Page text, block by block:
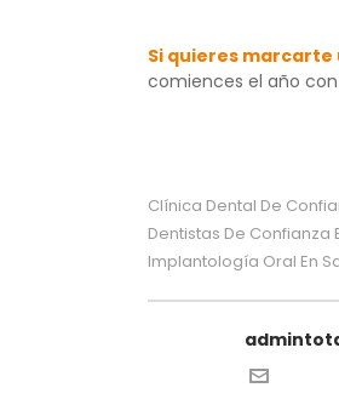
Si quieres marcarte
comiences el año
Clínica Dental De
Dentistas De Confianza
Implantología Oral En